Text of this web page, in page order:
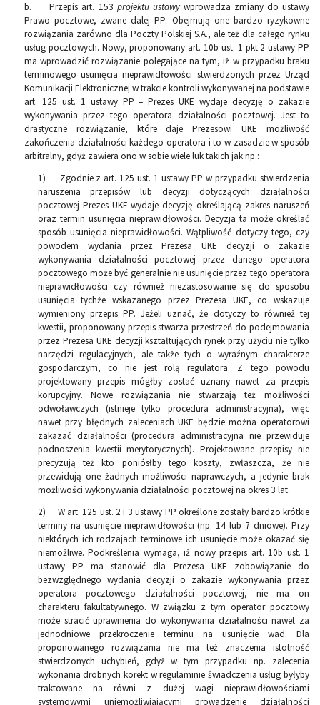
b. Przepis art. 153 projektu ustawywprowadza zmiany do ustawy
Prawo pocztowe, zwane dalej PP. Obejmują one bardzo ryzykowne
rozwiązania zarówno dla Poczty Polskiej S.A., ale też dla całego rynku
usług pocztowych. Nowy, proponowany art. 10b ust. 1 pkt 2 ustawy PP
ma wprowadzić rozwiązanie polegające na tym, iż w przypadku braku
terminowego usunięcia nieprawidłowości stwierdzonych przez Urząd
Komunikacji Elektronicznej w trakcie kontroli wykonywanej na podstawie
art. 125 ust. 1 ustawy PP – Prezes UKE wydaje decyzję o zakazie
wykonywania przez tego operatora działalności pocztowej. Jest to
drastyczne rozwiązanie, które daje Prezesowi UKE możliwość
zakończenia działalności każdego operatora i to w zasadzie w sposób
arbitralny, gdyż zawiera ono w sobie wiele luk takich jak np.:
1) Zgodnie z art. 125 ust. 1 ustawy PP w przypadku stwierdzenia
naruszenia przepisów lub decyzji dotyczących działalności
pocztowej Prezes UKE wydaje decyzję określającą zakres naruszeń
oraz termin usunięcia nieprawidłowości. Decyzja ta może określać
sposób usunięcia nieprawidłowości. Wątpliwość dotyczy tego, czy
powodem wydania przez Prezesa UKE decyzji o zakazie
wykonywania działalności pocztowej przez danego operatora
pocztowego może być generalnie nie usunięcie przez tego operatora
nieprawidłowości czy również niezastosowanie się do sposobu
usunięcia tychże wskazanego przez Prezesa UKE, co wskazuje
wymieniony przepis PP. Jeżeli uznać, że dotyczy to również tej
kwestii, proponowany przepis stwarza przestrzeń do podejmowania
przez Prezesa UKE decyzji kształtujących rynek przy użyciu nie tylko
narzędzi regulacyjnych, ale także tych o wyraźnym charakterze
gospodarczym, co nie jest rolą regulatora. Z tego powodu
projektowany przepis mógłby zostać uznany nawet za przepis
korupcyjny. Nowe rozwiązania nie stwarzają też możliwości
odwoławczych (istnieje tylko procedura administracyjna), więc
nawet przy błędnych zaleceniach UKE będzie można operatorowi
zakazać działalności (procedura administracyjna nie przewiduje
podnoszenia kwestii merytorycznych). Projektowane przepisy nie
precyzują też kto poniósłby tego koszty, zwłaszcza, że nie
przewidują one żadnych możliwości naprawczych, a jedynie brak
możliwości wykonywania działalności pocztowej na okres 3 lat.
2) W art. 125 ust. 2 i 3 ustawy PP określone zostały bardzo krótkie
terminy na usunięcie nieprawidłowości (np. 14 lub 7 dniowe). Przy
niektórych ich rodzajach terminowe ich usunięcie może okazać się
niemożliwe. Podkreślenia wymaga, iż nowy przepis art. 10b ust. 1
ustawy PP ma stanowić dla Prezesa UKE zobowiązanie do
bezwzględnego wydania decyzji o zakazie wykonywania przez
operatora pocztowego działalności pocztowej, nie ma on
charakteru fakultatywnego. W związku z tym operator pocztowy
może stracić uprawnienia do wykonywania działalności nawet za
jednodniowe przekroczenie terminu na usunięcie wad. Dla
proponowanego rozwiązania nie ma też znaczenia istotność
stwierdzonych uchybień, gdyż w tym przypadku np. zalecenia
wykonania drobnych korekt w regulaminie świadczenia usług byłyby
traktowane na równi z dużej wagi nieprawidłowościami
systemowymi uniemożliwiającymi prowadzenie działalności